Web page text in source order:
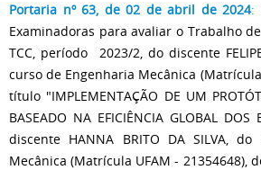
Portaria nº 63, de 02 de abril de 2024:
Examinadoras para avaliar o Trabalho
TCC, período 2023/2, do discente
curso de Engenharia Mecânica
título "IMPLEMENTAÇÃO DE UM
BASEADO NA EFICIÊNCIA GLOBAL DOS
discente HANNA BRITO DA SILVA​​,
Mecânica (Matrícula UFAM - 21354648),